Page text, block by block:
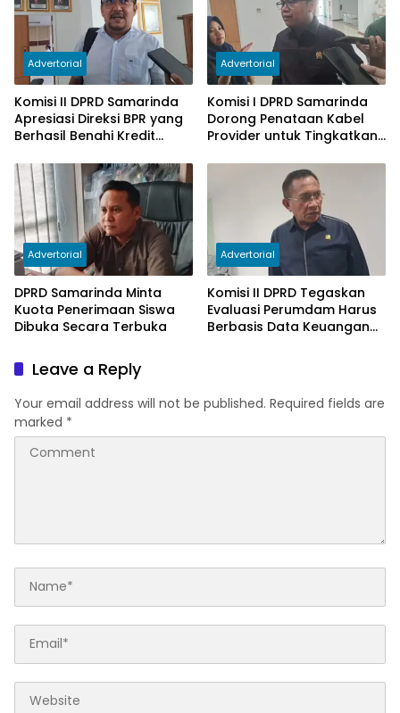
Advertorial
Komisi II DPRD Samarinda
Apresiasi Direksi BPR yang
Berhasil Benahi Kredit
Advertorial
Komisi I DPRD Samarinda
Dorong Penataan Kabel
Provider untuk Tingkatkan
Advertorial
DPRD Samarinda Minta
Kuota Penerimaan Siswa
Dibuka Secara Terbuka
Advertorial
Komisi II DPRD Tegaskan
Evaluasi Perumdam Harus
Berbasis Data Keuangan
Leave a Reply
Your email address will not be published. Required fields are
marked *